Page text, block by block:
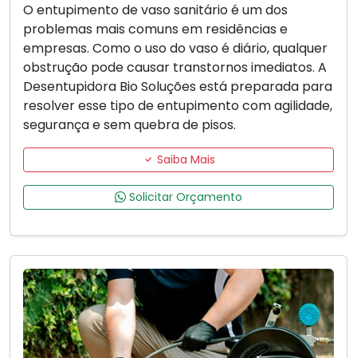
O entupimento de vaso sanitário é um dos
problemas mais comuns em residências e
empresas. Como o uso do vaso é diário, qualquer
obstrução pode causar transtornos imediatos. A
Desentupidora Bio Soluções está preparada para
resolver esse tipo de entupimento com agilidade,
segurança e sem quebra de pisos.
Saiba Mais
Solicitar Orçamento